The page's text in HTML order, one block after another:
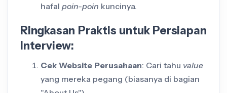
hafal poin-poin kuncinya.
Ringkasan Praktis untuk Persiapan
Interview:
Cek Website Perusahaan: Cari tahu value
yang mereka pegang (biasanya di bagian